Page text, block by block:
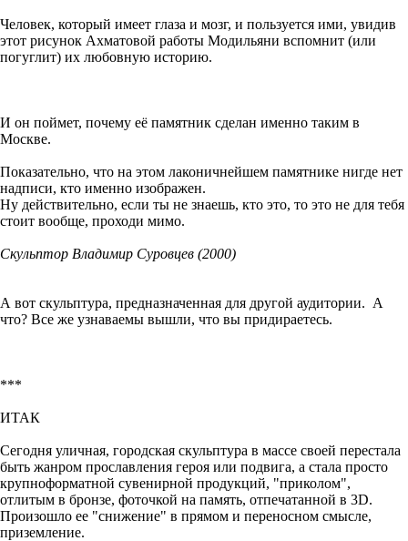
Человек, который имеет глаза и мозг, и пользуется ими, увидив
этот рисунок Ахматовой работы Модильяни вспомнит (или
погуглит) их любовную историю.
И он поймет, почему её памятник сделан именно таким в
Москве.
Показательно, что на этом лаконичнейшем памятнике нигде нет
надписи, кто именно изображен.
Ну действительно, если ты не знаешь, кто это, то это не для тебя
стоит вообще, проходи мимо.
Скульптор Владимир Суровцев (2000)
А вот скульптура, предназначенная для другой аудитории. А
что? Все же узнаваемы вышли, что вы придираетесь.
***
ИТАК
Сегодня уличная, городская скульптура в массе своей перестала
быть жанром прославления героя или подвига, а стала просто
крупноформатной сувенирной продукций, "приколом",
отлитым в бронзе, фоточкой на память, отпечатанной в 3D.
Произошло ее "снижение" в прямом и переносном смысле,
приземление.